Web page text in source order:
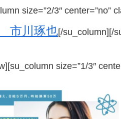
size=”2/3″ center=”no”
市川琢也[/su_column][/
size=”1/3″